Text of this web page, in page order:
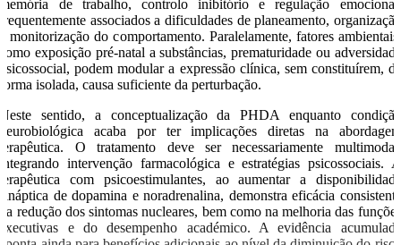
memória de trabalho, controlo inibitório e regulação emocional,
frequentemente associados a dificuldades de planeamento, organização
e monitorização do comportamento. Paralelamente, fatores ambientais,
como exposição pré-natal a substâncias, prematuridade ou adversidade
psicossocial, podem modular a expressão clínica, sem constituírem, de
forma isolada, causa suficiente da perturbação.
Neste sentido, a conceptualização da PHDA enquanto condição
neurobiológica acaba por ter implicações diretas na abordagem
terapêutica. O tratamento deve ser necessariamente multimodal,
integrando intervenção farmacológica e estratégias psicossociais. A
terapêutica com psicoestimulantes, ao aumentar a disponibilidade
sináptica de dopamina e noradrenalina, demonstra eficácia consistente
na redução dos sintomas nucleares, bem como na melhoria das funções
executivas e do desempenho académico. A evidência acumulada